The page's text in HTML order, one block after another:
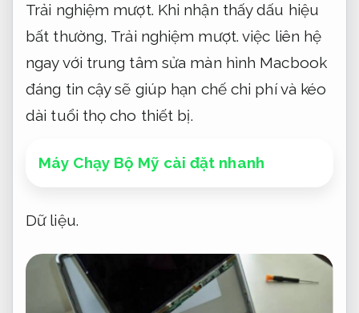
Trải nghiệm mượt. Khi nhận thấy dấu hiệu
bất thường, Trải nghiệm mượt. việc liên hệ
ngay với trung tâm sửa màn hình Macbook
đáng tin cậy sẽ giúp hạn chế chi phí và kéo
dài tuổi thọ cho thiết bị.
Máy Chạy Bộ Mỹ cài đặt nhanh
Dữ liệu.